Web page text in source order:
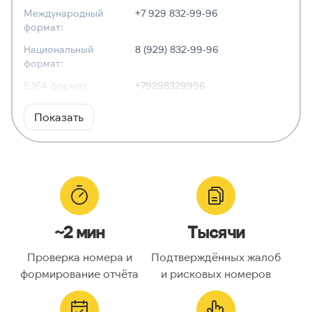
Международный
формат:
+7 929 832-99-96
Национальный
формат:
8 (929) 832-99-96
E.164 формат:
+79298329996
RFC3966
формат:
Тип номера:
Оператор связи:
Национальный
9298329996
Код страны:
ГЕОЛОКАЦИЯ
Показать
~2 мин
Проверка номера и
формирование отчёта
Тысячи
Подтверждённых жалоб
и рисковых номеров